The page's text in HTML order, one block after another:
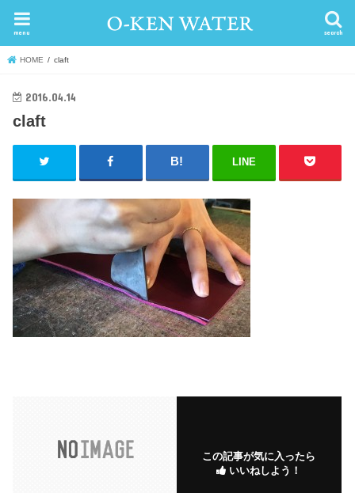
search
menu
HOME claft
2016.04.14
claft
LINE
この記事が気に入ったら
いいねしよう！